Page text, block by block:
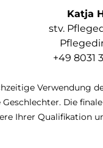
Katja
stv.
+49 8031
Die
Ihrer Qualifikation